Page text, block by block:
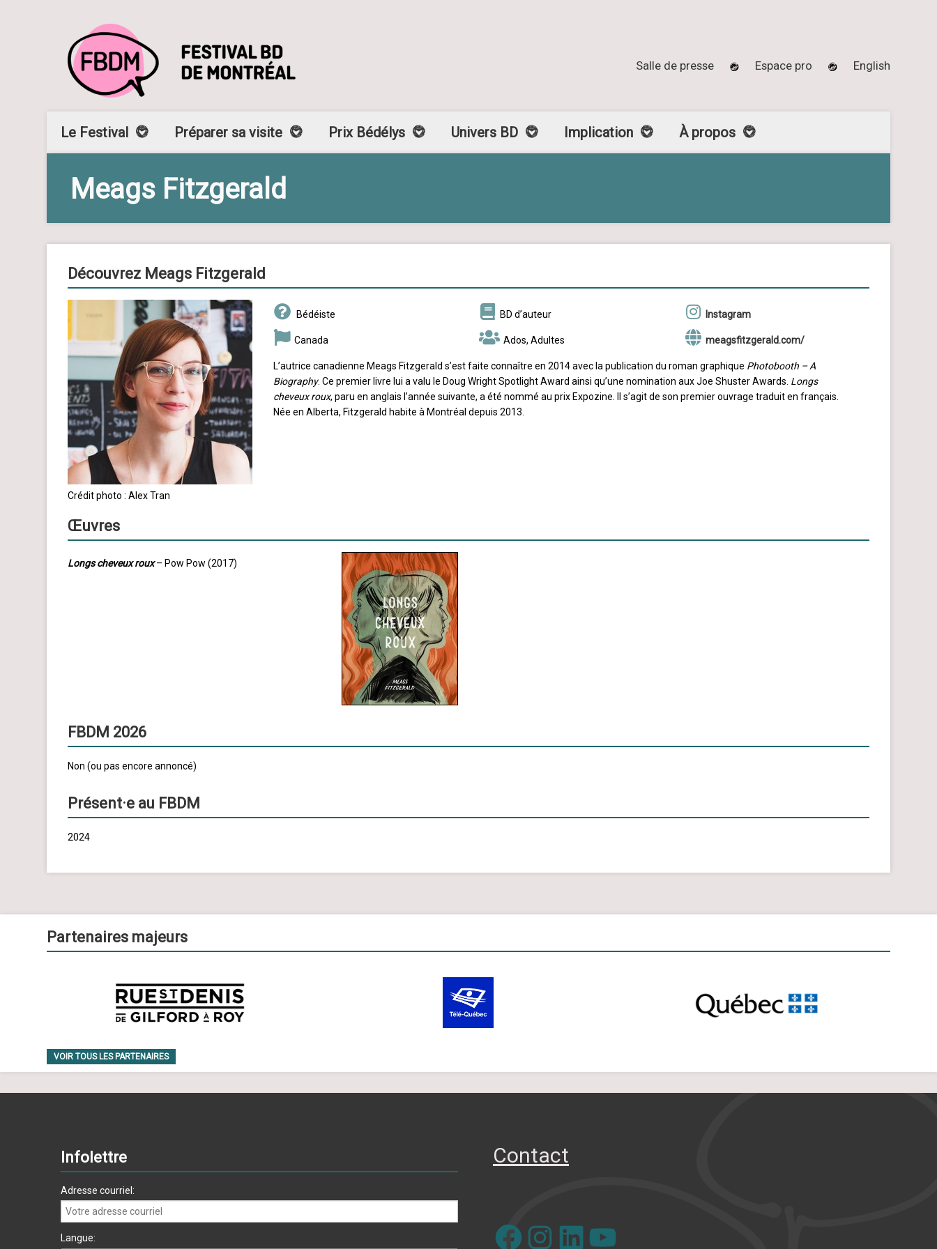
Salle de presse Espace pro English
Le Festival Préparer sa visite Prix Bédélys Univers BD Implication À propos
Meags Fitzgerald
Découvrez Meags Fitzgerald
Crédit photo : Alex Tran
Bédéiste
Canada
BD d’auteur
Ados, Adultes
Instagram
meagsfitzgerald.com/
L’autrice canadienne Meags Fitzgerald s’est faite connaître en 2014 avec la publication du roman graphique Photobooth – A
Biography. Ce premier livre lui a valu le Doug Wright Spotlight Award ainsi qu’une nomination aux Joe Shuster Awards. Longs
cheveux roux, paru en anglais l’année suivante, a été nommé au prix Expozine. Il s’agit de son premier ouvrage traduit en français.
Née en Alberta, Fitzgerald habite à Montréal depuis 2013.
Œuvres
Longs cheveux roux– Pow Pow (2017)
FBDM 2026
Non (ou pas encore annoncé)
Présent·e au FBDM
2024
Partenaires majeurs
VOIR TOUS LES PARTENAIRES
Infolettre
Adresse courriel:
Langue:
Contact
FacebookInstagram YouTube